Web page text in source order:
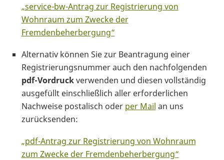
„service-bw-Antrag zur Registrierung von
Wohnraum zum Zwecke der
Fremdenbeherbergung“
Alternativ können Sie zur Beantragung einer
Registrierungsnummer auch den nachfolgenden
pdf-Vordruckverwenden und diesen vollständig
ausgefüllt einschließlich aller erforderlichen
Nachweise postalisch oder per Mail an uns
zurücksenden:
„pdf-Antrag zur Registrierung von Wohnraum
zum Zwecke der Fremdenbeherbergung“